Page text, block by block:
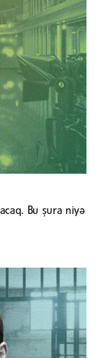
Bu şura niyə